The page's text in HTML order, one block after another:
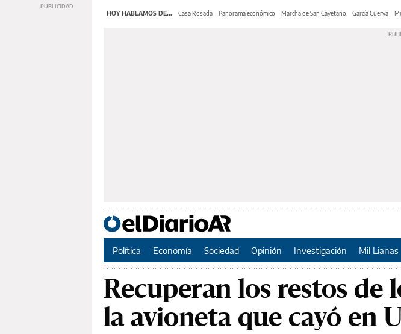
HOY HABLAMOS DE... Casa Rosada Panorama económico Marcha de San Cayetano García Cuerva
Política Economía Sociedad Opinión Investigación Mil Lianas
Recuperan los restos de
la avioneta que cayó en